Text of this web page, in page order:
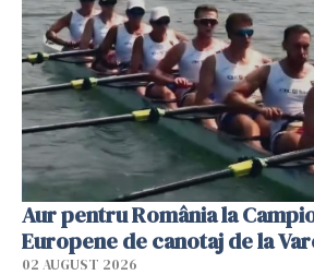
Aur pentru România la
Europene de canotaj de la
02 AUGUST 2026